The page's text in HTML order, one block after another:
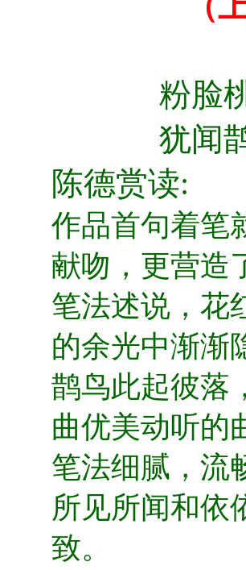
粉脸
犹闻
陈德赏读:
作品首句着笔
献吻，更营造
笔法述说，花
的余光中渐渐
鹊鸟此起彼落
曲优美动听的
笔法细腻，流
所见所闻和依
致。